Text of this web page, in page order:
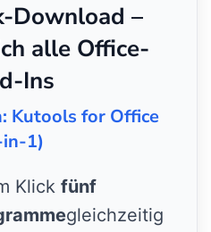
Download –
alle Office-
Ins
Kutools for Office
1)
Klick fünf
gleichzeitig